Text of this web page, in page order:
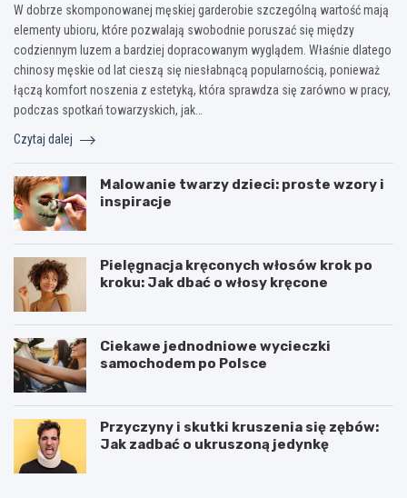
W dobrze skomponowanej męskiej garderobie szczególną wartość mają
elementy ubioru, które pozwalają swobodnie poruszać się między
codziennym luzem a bardziej dopracowanym wyglądem. Właśnie dlatego
chinosy męskie od lat cieszą się niesłabnącą popularnością, ponieważ
łączą komfort noszenia z estetyką, która sprawdza się zarówno w pracy,
podczas spotkań towarzyskich, jak…
Czytaj dalej
Malowanie twarzy dzieci: proste wzory i
inspiracje
Pielęgnacja kręconych włosów krok po
kroku: Jak dbać o włosy kręcone
Ciekawe jednodniowe wycieczki
samochodem po Polsce
Przyczyny i skutki kruszenia się zębów:
Jak zadbać o ukruszoną jedynkę